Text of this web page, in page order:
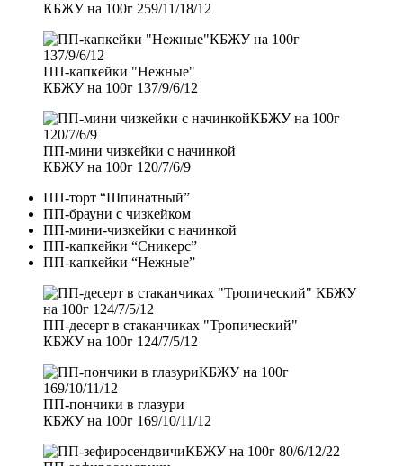
КБЖУ на 100г 259/11/18/12
ПП-капкейки "Нежные"
КБЖУ на 100г 137/9/6/12
ПП-мини чизкейки с начинкой
КБЖУ на 100г 120/7/6/9
ПП-торт “Шпинатный”
ПП-брауни с чизкейком
ПП-мини-чизкейки с начинкой
ПП-капкейки “Сникерс”
ПП-капкейки “Нежные”
ПП-десерт в стаканчиках "Тропический"
КБЖУ на 100г 124/7/5/12
ПП-пончики в глазури
КБЖУ на 100г 169/10/11/12